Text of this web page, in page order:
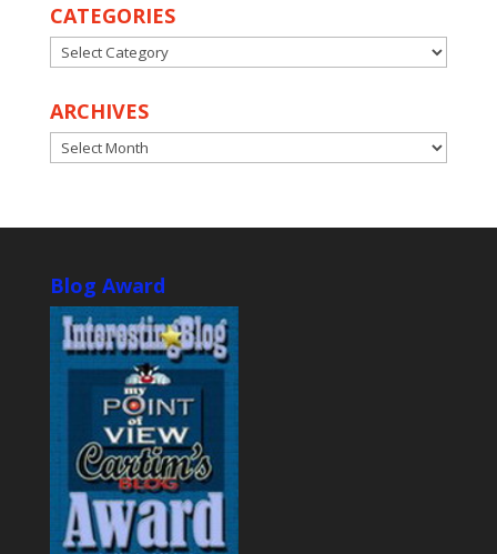
CATEGORIES
CATEGORIES
ARCHIVES
ARCHIVES
Blog Award